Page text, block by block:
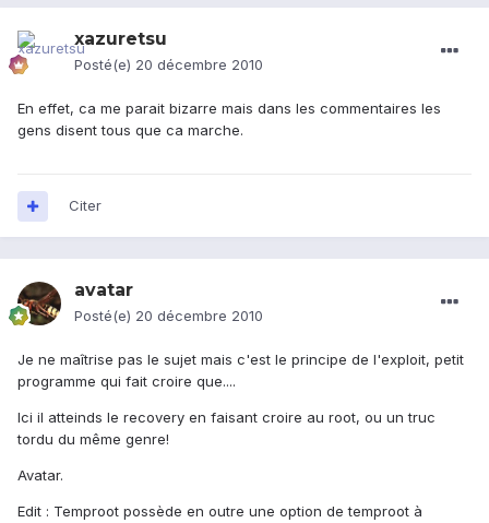
xazuretsu
Posté(e) 20 décembre 2010
En effet, ca me parait bizarre mais dans les commentaires les
gens disent tous que ca marche.
Citer
avatar
Posté(e) 20 décembre 2010
Je ne maîtrise pas le sujet mais c'est le principe de l'exploit, petit
programme qui fait croire que....
Ici il atteinds le recovery en faisant croire au root, ou un truc
tordu du même genre!
Avatar.
Edit : Temproot possède en outre une option de temproot à